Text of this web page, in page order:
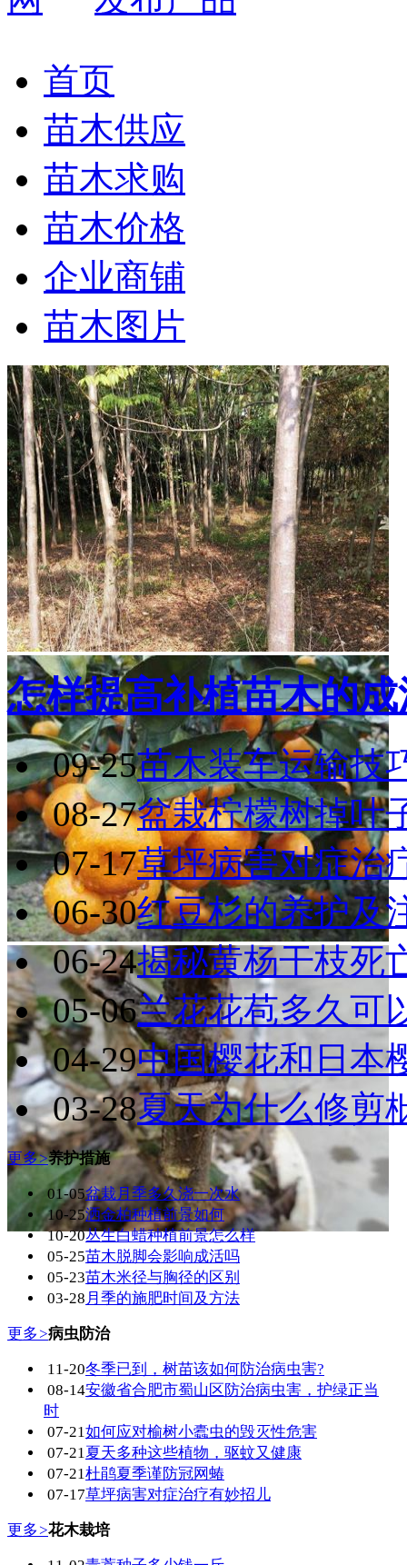
首页
苗木供应
苗木求购
苗木价格
企业商铺
苗木图片
怎样提高补植苗木的
09-25苗木装车运输技
08-27盆栽柠檬树掉叶
07-17草坪病害对症治
06-30红豆杉的养护及
06-24揭秘黄杨干枝
05-06兰花花苞多久可
04-29中国樱花和日本
03-28夏天为什么修剪
更多>养护措施
01-05盆栽月季多久浇一次水
10-25洒金柏种植前景如何
10-20丛生白蜡种植前景怎么样
05-25苗木脱脚会影响成活吗
05-23苗木米径与胸径的区别
03-28 月季的施肥时间及方法
更多>病虫防治
11-20冬季已到，树苗该如何防治病虫害?
08-14安徽省合肥市蜀山区防治病虫害，护绿正当
时
07-21如何应对榆树小蠹虫的毁灭性危害
07-21夏天多种这些植物，驱蚊又健康
07-21杜鹃夏季谨防冠网蝽
07-17草坪病害对症治疗有妙招儿
更多>花木栽培